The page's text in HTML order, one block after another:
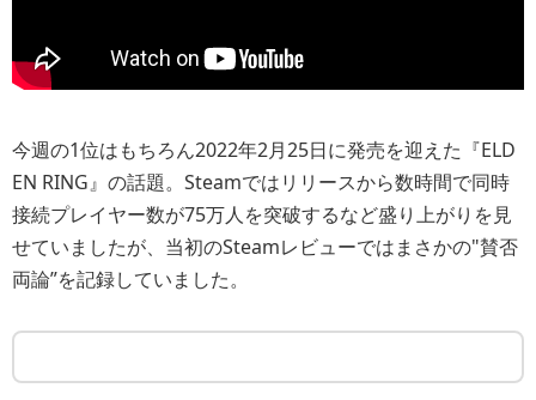
今週の1位はもちろん2022年2月25日に発売を迎えた『ELD
EN RING』の話題。Steamではリリースから数時間で同時
接続プレイヤー数が75万人を突破するなど盛り上がりを見
せていましたが、当初のSteamレビューではまさかの"賛否
両論”を記録していました。